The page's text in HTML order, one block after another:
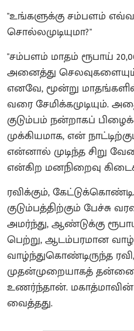
"உங்களுக்கு சம்பளம்
சொல்லமுடியுமா?"
"சம்பளம் மாதம் ரூபாய்
அனைத்து
எனவே, மூன்று
வரை சேமிக்கமுடியும்.
குடும்பம் நன்றாகப்
முக்கியமாக, என்
என்னால் முடிந்த சிறு
என்கிற மனநிறைவு
ரவிக்கும்,
குடும்பத்திற்கும் பேச்சு
அமர்ந்து, ஆண்டுக்கு
பெற்று, ஆடம்பரமான
வாழ்ந்துகொண்டிருந்த
முதன்முறையாகத் தன்னை
உணர்ந்தான். மகாத்மாவின்
வைத்தது.